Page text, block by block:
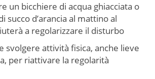
un bicchiere di acqua ghiacciata o
succo d’arancia al mattino al
a regolarizzare il disturbo
svolgere attività fisica, anche lieve
per riattivare la regolarità